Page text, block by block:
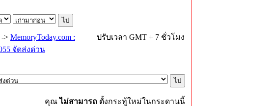
-> MemoryToday.com :
จัดส่งด่วน
ปรับเวลา GMT + 7 ชั่วโมง
คุณไม่สามารถ ตั้งกระทู้ใหม่ในกระดานนี้